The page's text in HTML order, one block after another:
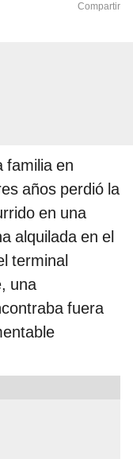
Compartir
familia en
años perdió la
en una
alquilada en el
terminal
una
fuera